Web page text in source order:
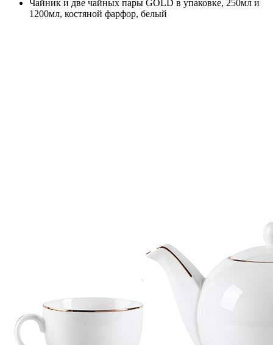
Чайник и две чайных пары GOLD в упаковке, 250мл и
1200мл, костяной фарфор, белый